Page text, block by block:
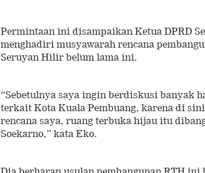
Permintaan ini disampaikan Ketua DPRD
menghadiri musyawarah rencana
Seruyan Hilir belum lama ini.
“Sebetulnya saya ingin berdiskusi banyak
terkait Kota Kuala Pembuang, karena di
rencana saya, ruang terbuka hijau itu
Soekarno,” kata Eko.